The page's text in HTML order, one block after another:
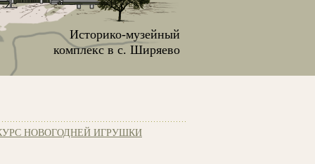
Историко-музейный
комплекс в с. Ширяево
НОВОГОДНЕЙ ИГРУШКИ